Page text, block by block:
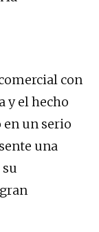
con
y el hecho
en un serio
una